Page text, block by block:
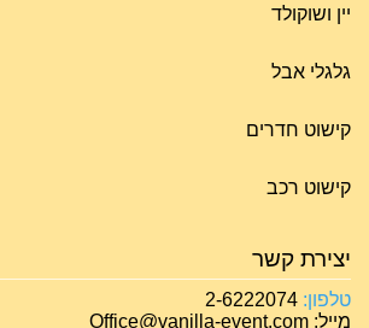
יין ושוקולד
גלגלי אבל
קישוט חדרים
קישוט רכב
יצירת קשר
טלפון: 2-6222074
מייל: Office@vanilla-event.com